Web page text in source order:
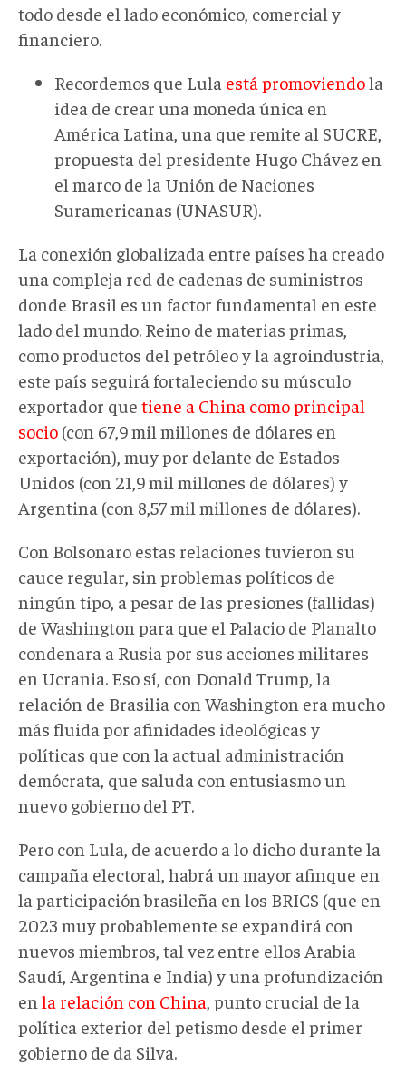
todo desde el lado económico, comercial y
financiero.
Recordemos que Lula está promoviendola
idea de crear una moneda única en
América Latina, una que remite al SUCRE,
propuesta del presidente Hugo Chávez en
el marco de la Unión de Naciones
Suramericanas (UNASUR).
La conexión globalizada entre países ha creado
una compleja red de cadenas de suministros
donde Brasil es un factor fundamental en este
lado del mundo. Reino de materias primas,
como productos del petróleo y la agroindustria,
este país seguirá fortaleciendo su músculo
exportador que tiene a China como principal
socio (con 67,9 mil millones de dólares en
exportación), muy por delante de Estados
Unidos (con 21,9 mil millones de dólares) y
Argentina (con 8,57 mil millones de dólares).
Con Bolsonaro estas relaciones tuvieron su
cauce regular, sin problemas políticos de
ningún tipo, a pesar de las presiones (fallidas)
de Washington para que el Palacio de Planalto
condenara a Rusia por sus acciones militares
en Ucrania. Eso sí, con Donald Trump, la
relación de Brasilia con Washington era mucho
más fluida por afinidades ideológicas y
políticas que con la actual administración
demócrata, que saluda con entusiasmo un
nuevo gobierno del PT.
Pero con Lula, de acuerdo a lo dicho durante la
campaña electoral, habrá un mayor afinque en
la participación brasileña en los BRICS (que en
2023 muy probablemente se expandirá con
nuevos miembros, tal vez entre ellos Arabia
Saudí, Argentina e India) y una profundización
en la relación con China , punto crucial de la
política exterior del petismo desde el primer
gobierno de da Silva.